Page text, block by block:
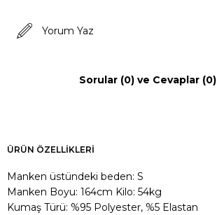
Yorum Yaz
Sorular (0) ve Cevaplar (0)
ÜRÜN ÖZELLIKLERI
Manken üstündeki beden: S
Manken Boyu: 164cm Kilo: 54kg
Kumaş Türü: %95 Polyester, %5 Elastan